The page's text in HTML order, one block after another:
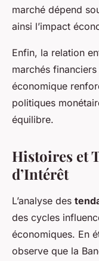
marché dépend
ainsi l’impact
Enfin, la relation
marchés
économique
politiques
équilibre.
Histoires et
d’Intérêt
L’analyse des
des cycles
économiques. En
observe que la